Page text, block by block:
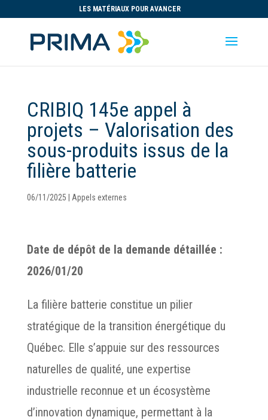
LES MATÉRIAUX POUR AVANCER
CRIBIQ 145e appel à
projets – Valorisation des
sous-produits issus de la
filière batterie
06/11/2025 Appels externes
Date de dépôt de la demande détaillée :
2026/01/20
La filière batterie constitue un pilier
stratégique de la transition énergétique du
Québec. Elle s’appuie sur des ressources
naturelles de qualité, une expertise
industrielle reconnue et un écosystème
d’innovation dynamique, permettant à la